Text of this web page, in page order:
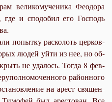
ве­ли­ко­му­че­ни­ка Фе­о­до­ра
и спо­до­бил его Гос­подь
по­пыт­ку рас­ко­лоть цер­ков­
лю­дей уй­ти из нее, но об­
не уда­лось. То­гда 8 фев­
рай­он­но­го
на арест свя­щен­